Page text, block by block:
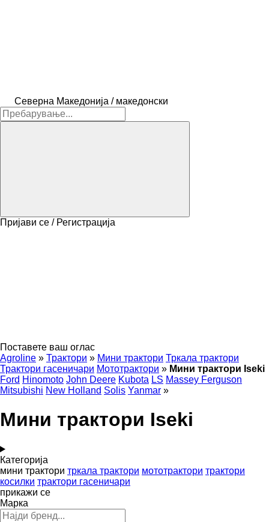
Северна Македонија / македонски
Пријави се / Регистрација
Поставете ваш оглас
Agroline » Трактори » Мини трактори Тркала трактори
Трактори гасеничари Мототрактори » Мини трактори Iseki
Ford Hinomoto John Deere Kubota LS Massey Ferguson
Mitsubishi New Holland Solis Yanmar »
Мини трактори Iseki
Категорија
мини трактори тркала трактори мототрактори трактори
косилки трактори гасеничари
прикажи се
Марка